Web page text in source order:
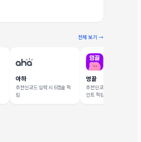
전체 보기 →
아하
추천인코드 입력 시 6캡슐 적
립
영끌
추천인코드 입력 시 1,000 포
인트 적립